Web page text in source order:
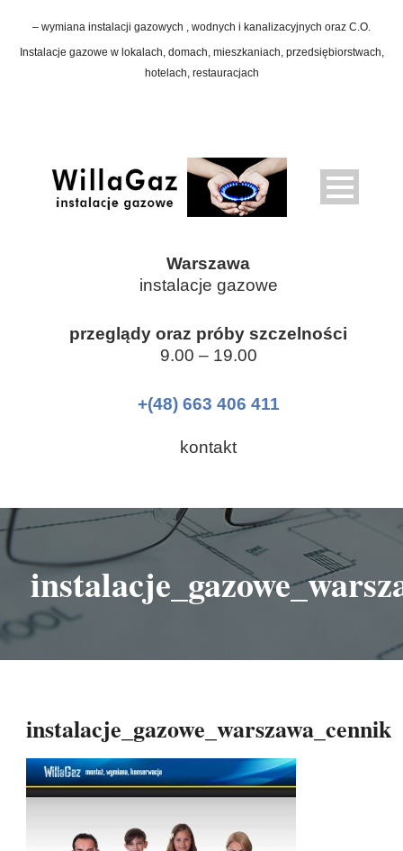
– wymiana instalacji gazowych , wodnych i kanalizacyjnych oraz C.O.
Instalacje gazowe w lokalach, domach, mieszkaniach, przedsiębiorstwach,
hotelach, restauracjach
Warszawa
instalacje gazowe
przeglądy oraz próby szczelności
9.00 – 19.00
+(48) 663 406 411
kontakt
instalacje_gazowe_warszawa_cennik